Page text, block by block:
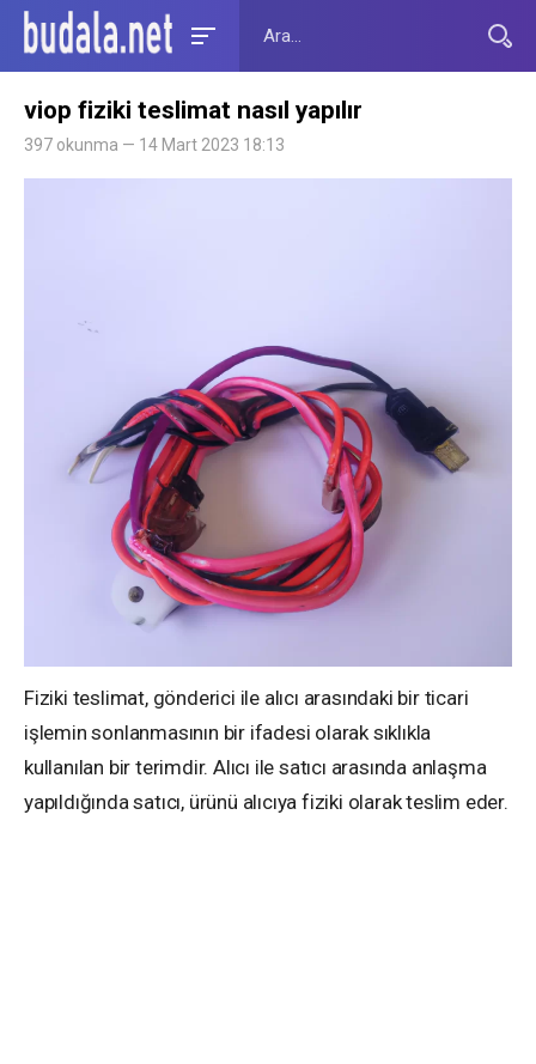
viop fiziki teslimat nasıl yapılır
397 okunma — 14 Mart 2023 18:13
Fiziki teslimat, gönderici ile alıcı arasındaki bir ticari
işlemin sonlanmasının bir ifadesi olarak sıklıkla
kullanılan bir terimdir. Alıcı ile satıcı arasında anlaşma
yapıldığında satıcı, ürünü alıcıya fiziki olarak teslim eder.